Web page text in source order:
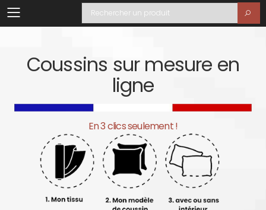
Toggle mobile menu
Recherche
Coussins sur mesure en
ligne
En 3 clics seulement !